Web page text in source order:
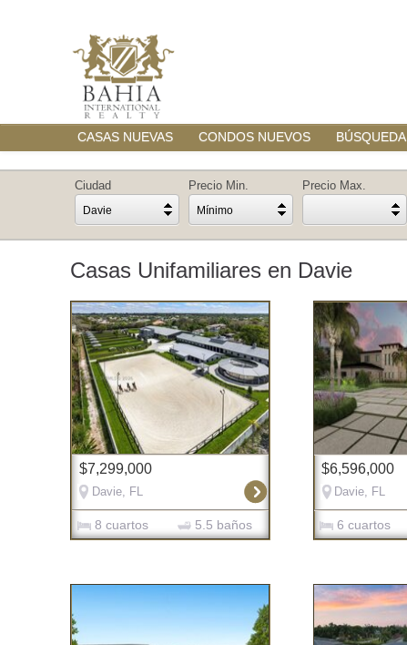
CASAS NUEVAS CONDOS NUEVOS BÚSQUEDA
Ciudad
Davie
Precio Min.
Mínimo
Precio Max.
Casas Unifamiliares en Davie
$7,299,000
Davie, FL
8 cuartos 5.5 baños
$6,596,000
Davie, FL
6 cuartos